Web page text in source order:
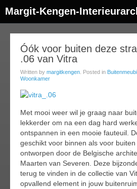
Margit-Kengen-
Óók voor buiten deze
.06 van Vitra
Written by margitkengen . Posted in
Woonkamer
Met mooi weer wil je graag naar
lekkerder om na een dag hard
ontspannen in een mooie fauteuil.
geschikt voor binnen als voor
ontworpen door de Belgische
Maarten van Severen. Deze
terug te vinden in de collectie van
opvallend element in jouw